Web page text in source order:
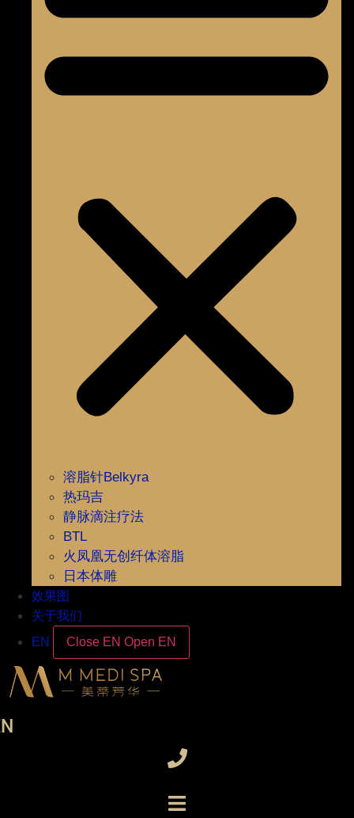
溶脂针Belkyra
热玛吉
静脉滴注疗法
BTL
火凤凰无创纤体溶脂
日本体雕
效果图
关于我们
EN
Close EN Open EN